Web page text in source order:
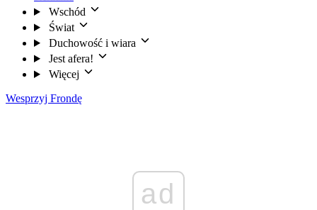
Wschód
Świat
Duchowość i wiara
Jest afera!
Więcej
Wesprzyj Frondę
ad